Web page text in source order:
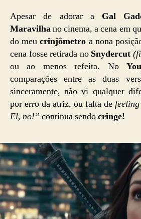
Apesar de adorar a Gal
Maravilhano cinema, a cena em
do meucrinjômetro a nona
cena fosse retirada noSnydercut
ou ao menos refeita. No
comparações entre as duas
sinceramente, não vi qualquer
por erro da atriz, ou falta de feeling
El, no!” continua sendocringe!